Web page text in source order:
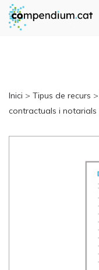
Inici > Tipus de recurs >
contractuals i notarials